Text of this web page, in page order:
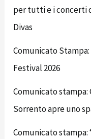
per tutti e i concerti
Divas
Comunicato
Festival 2026
Comunicato stampa:
Sorrento apre uno
Comunicato stampa: